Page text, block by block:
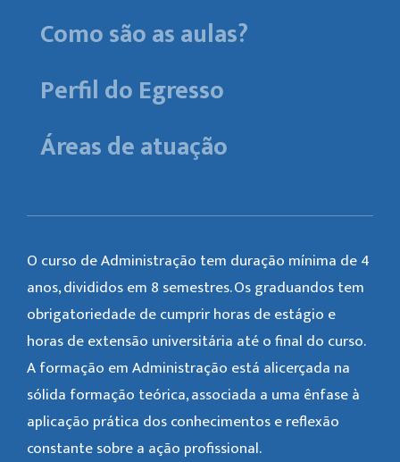
Como são as aulas?
Perfil do Egresso
Áreas de atuação
O curso de Administração tem duração mínima de 4
anos, divididos em 8 semestres. Os graduandos tem
obrigatoriedade de cumprir horas de estágio e
horas de extensão universitária até o final do curso.
A formação em Administração está alicerçada na
sólida formação teórica, associada a uma ênfase à
aplicação prática dos conhecimentos e reflexão
constante sobre a ação profissional.